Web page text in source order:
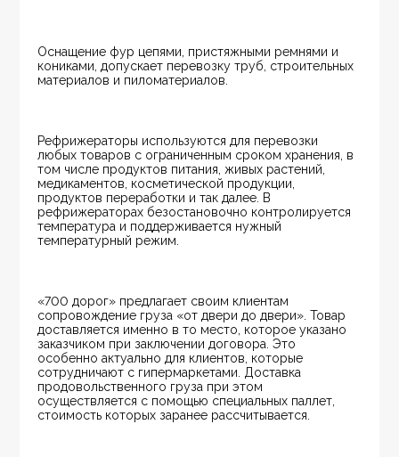
Оснащение фур цепями, пристяжными ремнями и
кониками, допускает перевозку труб, строительных
материалов и пиломатериалов.
Рефрижераторы используются для перевозки
любых товаров с ограниченным сроком хранения, в
том числе продуктов питания, живых растений,
медикаментов, косметической продукции,
продуктов переработки и так далее. В
рефрижераторах безостановочно контролируется
температура и поддерживается нужный
температурный режим.
«700 дорог» предлагает своим клиентам
сопровождение груза «от двери до двери». Товар
доставляется именно в то место, которое указано
заказчиком при заключении договора. Это
особенно актуально для клиентов, которые
сотрудничают с гипермаркетами. Доставка
продовольственного груза при этом
осуществляется с помощью специальных паллет,
стоимость которых заранее рассчитывается.